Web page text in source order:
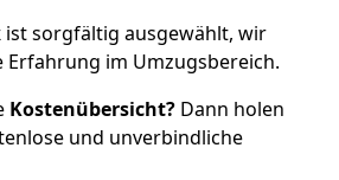
ist sorgfältig ausgewählt, wir
Erfahrung im Umzugsbereich.
Kostenübersicht? Dann holen
und unverbindliche